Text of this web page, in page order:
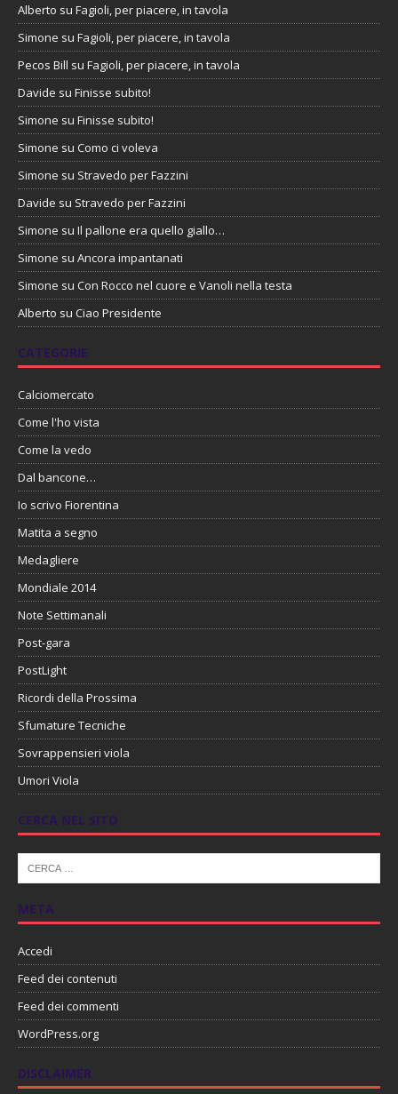
Alberto su Fagioli, per piacere, in tavola
Simone su Fagioli, per piacere, in tavola
Pecos Bill su Fagioli, per piacere, in tavola
Davide su Finisse subito!
Simone su Finisse subito!
Simone su Como ci voleva
Simone su Stravedo per Fazzini
Davide su Stravedo per Fazzini
Simone su Il pallone era quello giallo…
Simone su Ancora impantanati
Simone su Con Rocco nel cuore e Vanoli nella testa
Alberto su Ciao Presidente
CATEGORIE
Calciomercato
Come l'ho vista
Come la vedo
Dal bancone…
Io scrivo Fiorentina
Matita a segno
Medagliere
Mondiale 2014
Note Settimanali
Post-gara
PostLight
Ricordi della Prossima
Sfumature Tecniche
Sovrappensieri viola
Umori Viola
CERCA NEL SITO
META
Accedi
Feed dei contenuti
Feed dei commenti
WordPress.org
DISCLAIMER